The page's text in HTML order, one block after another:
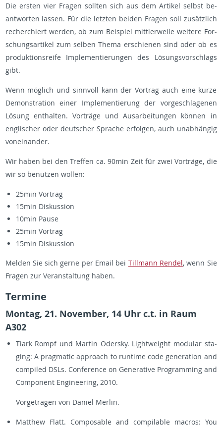
Die ers­ten vier Fra­gen soll­ten sich aus dem Ar­ti­kel selbst be­
ant­wor­ten las­sen. Für die letz­ten bei­den Fra­gen soll zu­sätz­lich
re­cher­chiert wer­den, ob zum Bei­spiel mitt­ler­wei­le wei­te­re For­
schungs­ar­ti­kel zum sel­ben Thema er­schie­nen sind oder ob es
pro­duk­ti­ons­rei­fe Im­ple­men­tie­run­gen des Lö­sungs­vor­schlags
gibt.
Wenn mög­lich und sinn­voll kann der Vor­trag auch eine kurze
De­mons­tra­ti­on einer Im­ple­men­tie­rung der vor­ge­schla­ge­nen
Lö­sung ent­hal­ten. Vor­trä­ge und Aus­ar­bei­tun­gen kön­nen in
eng­li­scher oder deut­scher Spra­che er­fol­gen, auch un­ab­hän­gig
von­ein­an­der.
Wir haben bei den Tref­fen ca. 90min Zeit für zwei Vor­trä­ge, die
wir so be­nut­zen wol­len:
25min Vor­trag
15min Dis­kus­si­on
10min Pause
25min Vor­trag
15min Dis­kus­si­on
Mel­den Sie sich gerne per Email bei Till­mann Ren­del, wenn Sie
Fra­gen zur Ver­an­stal­tung haben.
Ter­mi­ne
Mon­tag, 21. No­vem­ber, 14 Uhr c.t. in Raum
A302
Tiark Rompf und Mar­tin Oder­s­ky. Light­weight mo­du­lar sta­
ging: A prag­ma­tic ap­proach to run­ti­me code ge­ne­ra­ti­on and
com­pi­led DSLs. Con­fe­rence on Ge­ne­ra­ti­ve Pro­gramming and
Com­po­nent En­gi­nee­ring, 2010.
Vor­ge­tra­gen von Da­ni­el Mer­lin.
Mat­t­hew Flatt. Com­po­sa­ble and com­pil­able ma­cros: You